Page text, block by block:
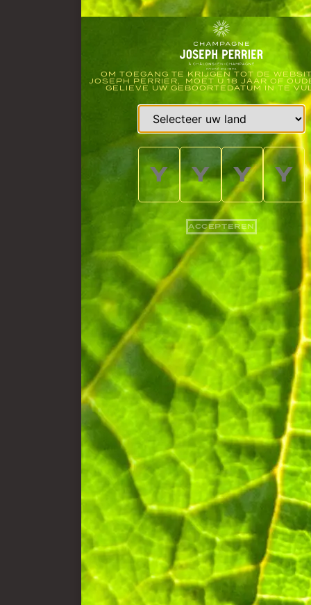
OM TOEGANG TE KRIJGEN TOT DE
JOSEPH PERRIER, MOET U 18 JAAR OF
GELIEVE UW GEBOORTEDATUM IN TE
ACCEPTEREN